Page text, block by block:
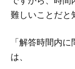
難しいことだと
「解答時間内
は、